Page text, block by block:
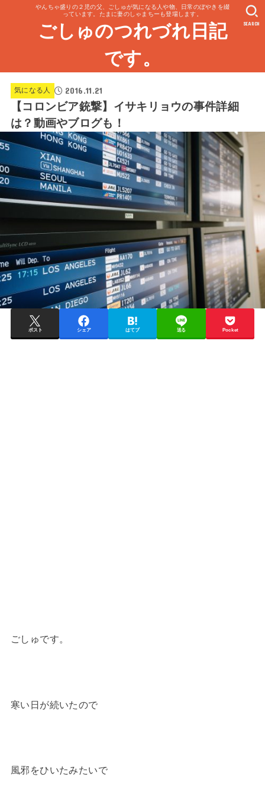
やんちゃ盛りの２児の父、ごしゅが気になる人や物、日常のぼやきを綴
っています。たまに妻のしゃまちーも登場します。
ごしゅのつれづれ日記
です。
SEARCH
気になる人 2016.11.21
【コロンビア銃撃】イサキリョウの事件詳細
は？動画やブログも！
ポスト シェア はてブ 送る Pocket
ごしゅです。
寒い日が続いたので
風邪をひいたみたいで